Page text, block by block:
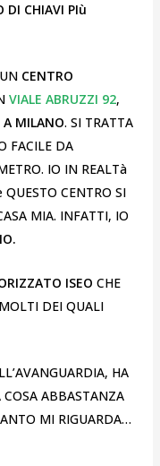
DI CHIAVI PIù
CENTRO
VIALE ABRUZZI 92,
A MILANO. SI TRATTA
FACILE DA
IO IN REALTà
QUESTO CENTRO SI
MIA. INFATTI, IO
ISEO CHE
DEI QUALI
HA
COSA ABBASTANZA
MI RIGUARDA…